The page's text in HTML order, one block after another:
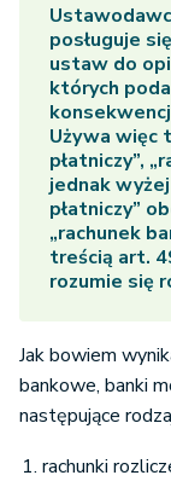
posługuje
ustaw do
których
Używa więc
płatniczy”,
jednak
płatniczy”
„rachunek
treścią art.
rozumie się
Jak bowiem
bankowe, banki
następujące
rachunki